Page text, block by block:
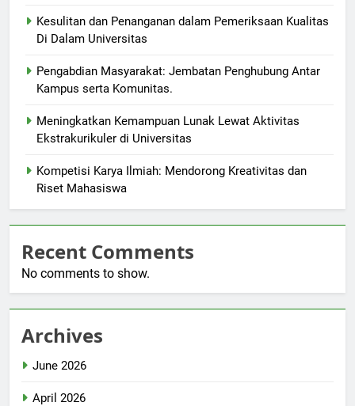
Kesulitan dan Penanganan dalam Pemeriksaan Kualitas
Di Dalam Universitas
Pengabdian Masyarakat: Jembatan Penghubung Antar
Kampus serta Komunitas.
Meningkatkan Kemampuan Lunak Lewat Aktivitas
Ekstrakurikuler di Universitas
Kompetisi Karya Ilmiah: Mendorong Kreativitas dan
Riset Mahasiswa
Recent Comments
No comments to show.
Archives
June 2026
April 2026